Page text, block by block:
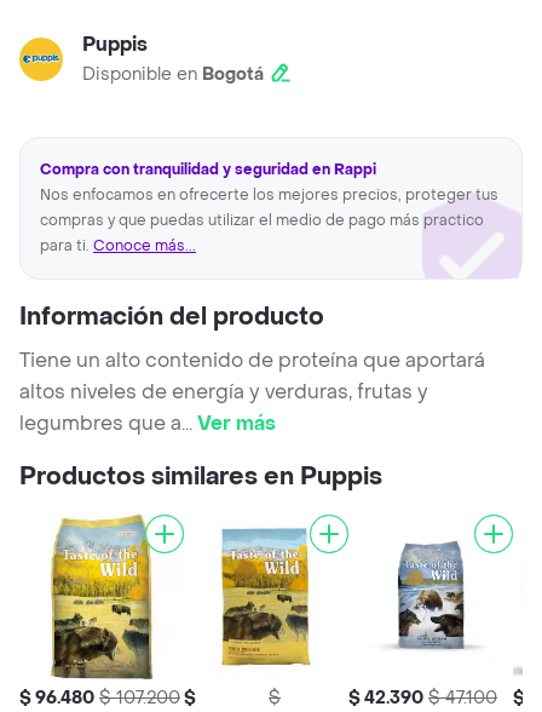
Puppis
Disponible en Bogotá
Compra con tranquilidad y seguridad en Rappi
Nos enfocamos en ofrecerte los mejores precios, proteger tus
compras y que puedas utilizar el medio de pago más practico
para ti. Conoce más...
Información del producto
Tiene un alto contenido de proteína que aportará
altos niveles de energía y verduras, frutas y
legumbres que a...Ver más
Productos similares en Puppis
$ 96.480 $ 107.200$
$
$ 42.390 $ 47.100
$